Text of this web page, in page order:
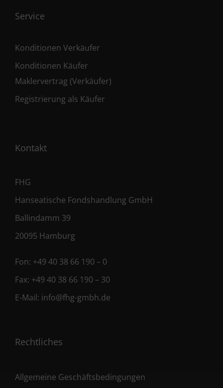
Service
Konditionen Verkäufer
Konditionen Käufer
Maklervertrag (Verkäufer)
Registrierung als Käufer
Kontakt
FHG
Hanseatische Fondshandlung GmbH
Ballindamm 39
20095 Hamburg
Fon: +49 40 38 66 190 – 0
Fax: +49 40 38 66 190 – 30
E-Mail: info@fhg-gmbh.de
Rechtliches
Allgemeine Geschäftsbedingungen